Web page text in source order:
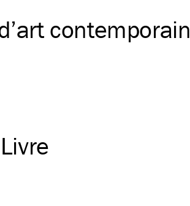
contemporain
Livre